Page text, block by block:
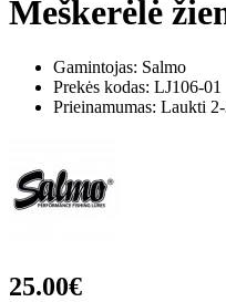
Meškerėlė
Gamintojas: Salmo
Prekės kodas: LJ106-01
Prieinamumas: Laukti
25.00€